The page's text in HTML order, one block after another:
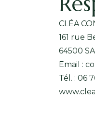
CLÉA
161 rue
64500
Email :
Tél. : 06